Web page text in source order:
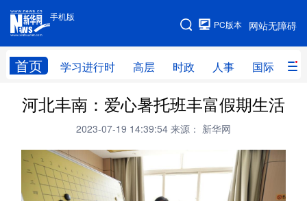
手机版
网站无障碍
PC版本
首页 学习进行时 高层 时政 人事 国际 财
手机版
网站地图
学习进行时 高层 时政 人事
财经 网评
台湾 思客智库 教育
科技 科创 量子 体育
河北丰南：爱心暑托班丰富假期生活
2023-07-19 14:39:54 来源： 新华网